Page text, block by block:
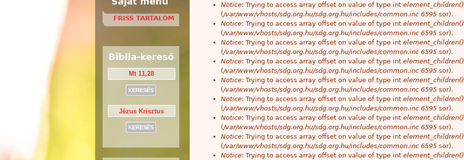
Notice: Trying to access array offset on value of type int element_children()
(/var/www/vhosts/sdg.org.hu/sdg.org.hu/includes/common.inc 6595 sor).
Notice: Trying to access array offset on value of type int element_children()
(/var/www/vhosts/sdg.org.hu/sdg.org.hu/includes/common.inc 6595 sor).
Notice: Trying to access array offset on value of type int element_children()
(/var/www/vhosts/sdg.org.hu/sdg.org.hu/includes/common.inc 6595 sor).
Notice: Trying to access array offset on value of type int element_children()
(/var/www/vhosts/sdg.org.hu/sdg.org.hu/includes/common.inc 6595 sor).
Notice: Trying to access array offset on value of type int element_children()
(/var/www/vhosts/sdg.org.hu/sdg.org.hu/includes/common.inc 6595 sor).
Notice: Trying to access array offset on value of type int element_children()
(/var/www/vhosts/sdg.org.hu/sdg.org.hu/includes/common.inc 6595 sor).
Notice: Trying to access array offset on value of type int element_children()
(/var/www/vhosts/sdg.org.hu/sdg.org.hu/includes/common.inc 6595 sor).
Notice: Trying to access array offset on value of type int element_children()
(/var/www/vhosts/sdg.org.hu/sdg.org.hu/includes/common.inc 6595 sor).
Notice: Trying to access array offset on value of type int element_children()
FRISS TARTALOM
Biblia-kereső